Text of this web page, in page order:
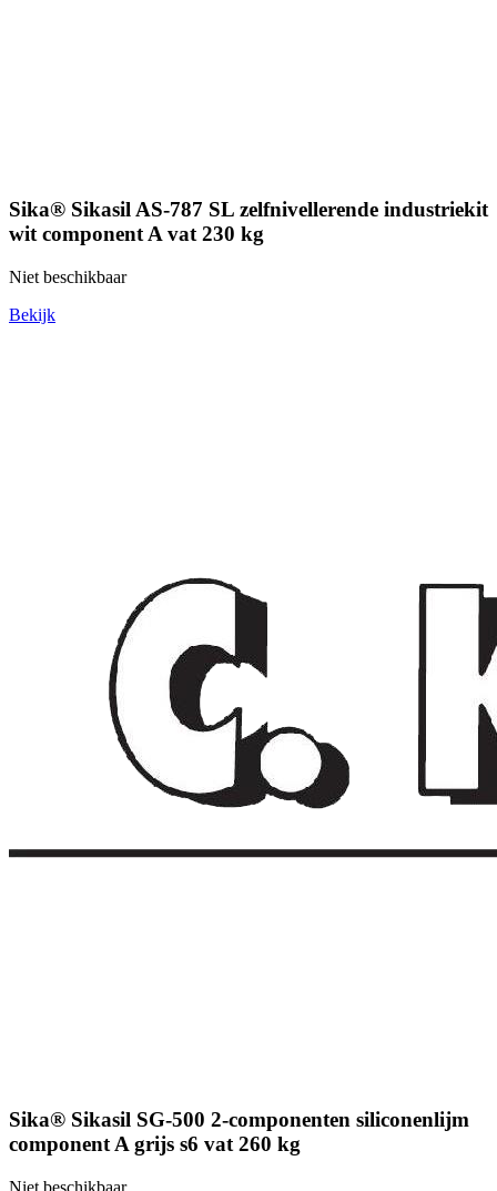
Sika® Sikasil AS-787 SL zelfnivellerende industriekit
wit component A vat 230 kg
Niet beschikbaar
Bekijk
Sika® Sikasil SG-500 2-componenten siliconenlijm
component A grijs s6 vat 260 kg